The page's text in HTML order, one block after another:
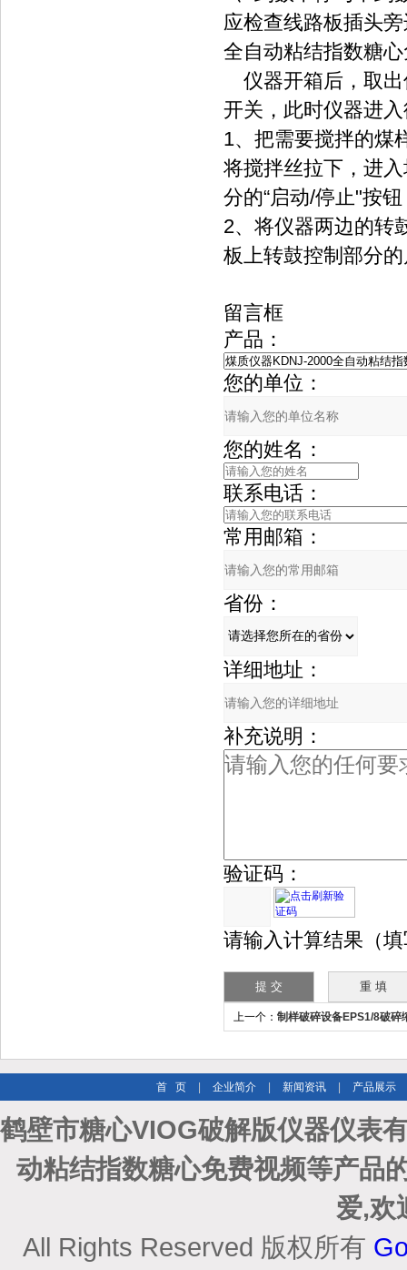
应检查线路板插头
全自动粘结指数糖
仪器开箱后，取出
开关，此时仪器进
1、把需要搅拌的煤
将搅拌丝拉下，进
分的“启动/停止"按
2、将仪器两边的转
板上转鼓控制部分
留言框
产品：
您的单位：
您的姓名：
联系电话：
常用邮箱：
省份：
详细地址：
补充说明：
验证码：
请输入计算结果（
上一个： 制样破碎设备EPS1/8破碎
首 页 企业简介 新闻资讯 产品展示
鹤壁市糖心VIOG破解版仪器仪表
动粘结指数糖心免费视频等产品
爱,欢
All Rights Reserved 版权所有